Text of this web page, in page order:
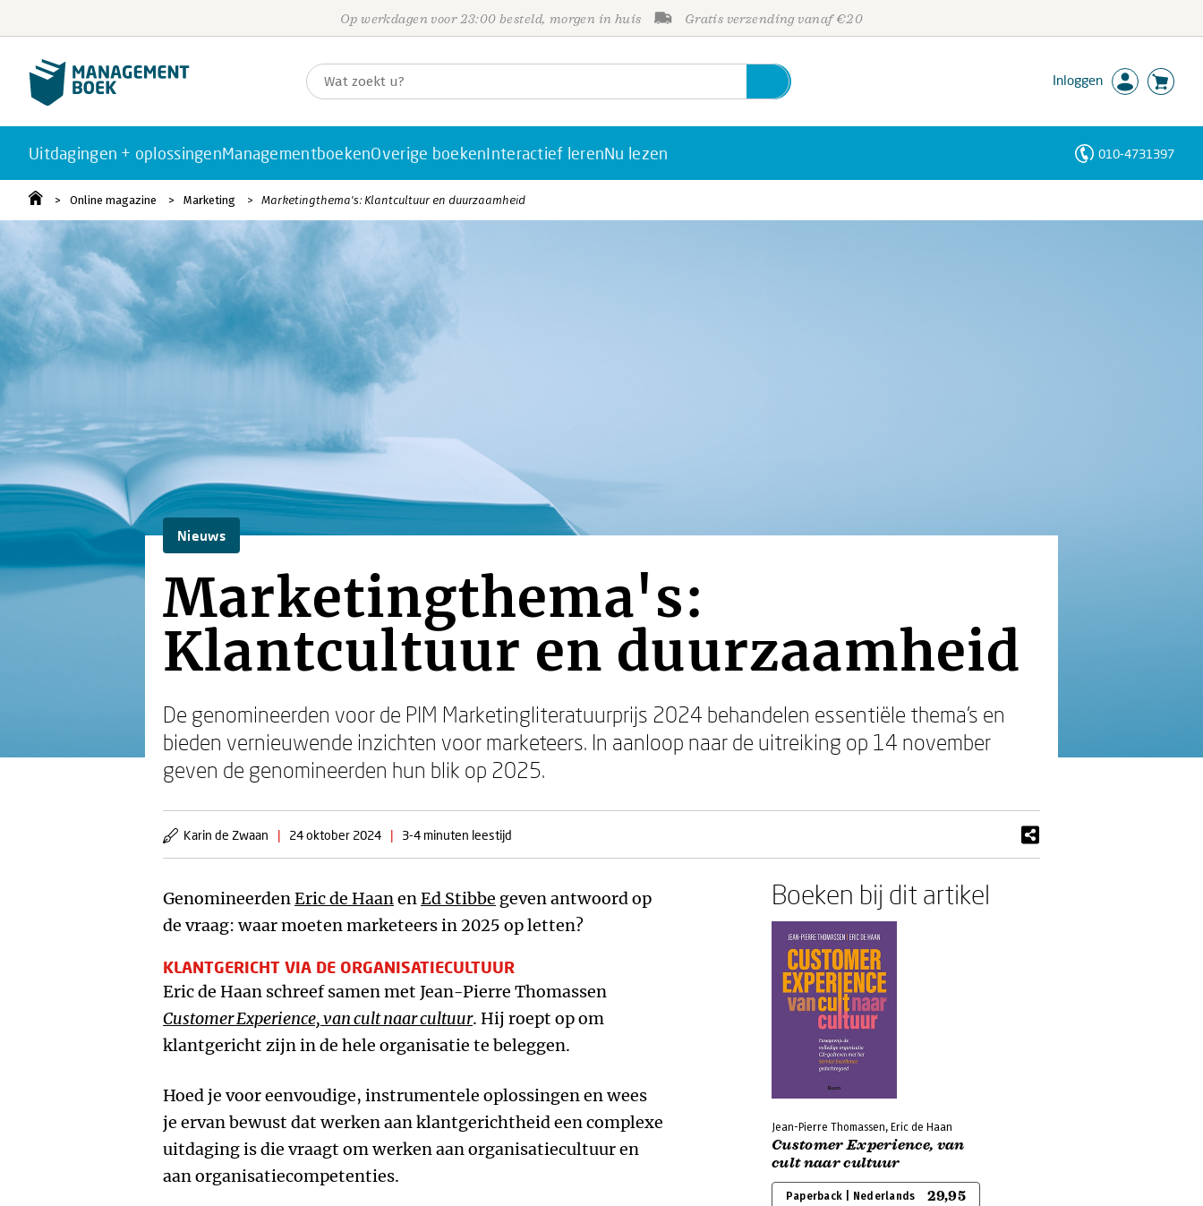
Op werkdagen voor 23:00 besteld, morgen in huis Gratis verzending vanaf €20
Inloggen
Uitdagingen + oplossingenManagementboekenOverige boekenInteractief lerenNu lezen 010-4731397
Online magazine Marketing Marketingthema's: Klantcultuur en duurzaamheid
Nieuws
Marketingthema's:
Klantcultuur en duurzaamheid
De genomineerden voor de PIM Marketingliteratuurprijs 2024 behandelen essentiële thema’s en
bieden vernieuwende inzichten voor marketeers. In aanloop naar de uitreiking op 14 november
geven de genomineerden hun blik op 2025.
Karin de Zwaan | 24 oktober 2024 | 3-4 minuten leestijd
GenomineerdenEric de HaanenEd Stibbe geven antwoord op
de vraag: waar moeten marketeers in 2025 op letten?
KLANTGERICHT VIA DE ORGANISATIECULTUUR
Eric de Haan schreef samen met Jean-Pierre Thomassen
Customer Experience, van cult naar cultuur. Hij roept op om
klantgericht zijn in de hele organisatie te beleggen.
Hoed je voor eenvoudige, instrumentele oplossingen en wees
je ervan bewust dat werken aan klantgerichtheid een complexe
uitdaging is die vraagt om werken aan organisatiecultuur en
aan organisatiecompetenties.
Boeken bij dit artikel
Jean-Pierre Thomassen, Eric de Haan
Customer Experience, van
cult naar cultuur
Paperback | Nederlands 29,95
Personen